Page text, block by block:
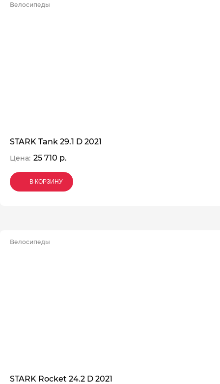
Велосипеды
STARK Tank 29.1 D 2021
Цена: 25 710 р.
В КОРЗИНУ
В КОРЗИНУ
В КОРЗИНУ
Велосипеды
STARK Rocket 24.2 D 2021